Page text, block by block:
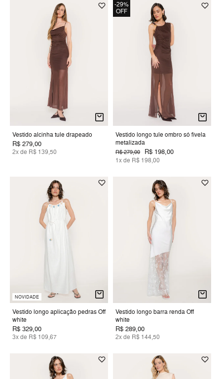
Vestido alcinha tule drapeado
R$ 279,00
2x de R$ 139,50
-29%
OFF
Vestido longo tule ombro só fivela
metalizada
R$ 279,00 R$ 198,00
1x de R$ 198,00
NOVIDADE
Vestido longo aplicação pedras Off
white
R$ 329,00
3x de R$ 109,67
Vestido longo barra renda Off
white
R$ 289,00
2x de R$ 144,50